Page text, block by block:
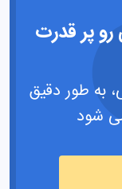
پر قدرت
به طور دقیق
شود